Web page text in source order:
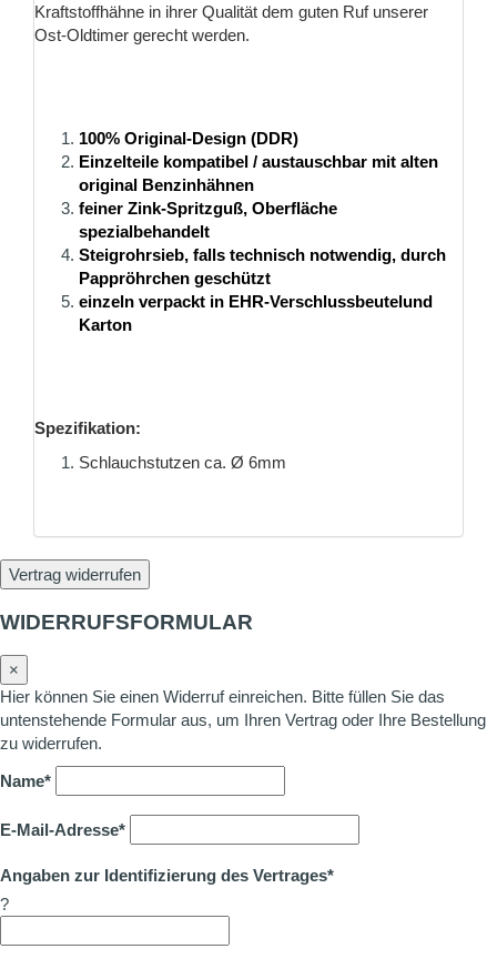
Kraftstoffhähne in ihrer Qualität dem guten Ruf unserer
Ost-Oldtimer gerecht werden.
100% Original-Design (DDR)
Einzelteile kompatibel / austauschbar mit alten
original Benzinhähnen
feiner Zink-Spritzguß, Oberfläche
spezialbehandelt
Steigrohrsieb, falls technisch notwendig, durch
Pappröhrchen geschützt
einzeln verpackt in EHR-Verschlussbeutelund
Karton
Spezifikation:
Schlauchstutzen ca. Ø 6mm
Vertrag widerrufen
WIDERRUFSFORMULAR
×
Hier können Sie einen Widerruf einreichen. Bitte füllen Sie das
untenstehende Formular aus, um Ihren Vertrag oder Ihre Bestellung
zu widerrufen.
Name*
E-Mail-Adresse*
Angaben zur Identifizierung des Vertrages*
?